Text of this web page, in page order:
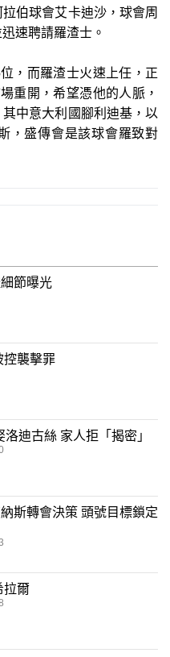
伯球會艾卡迪沙，球會周
速聘請羅渣士。
，而羅渣士火速上任，正
重開，希望憑他的人脈，
中意大利國腳利迪基，以
，盛傳會是該球會羅致對
節曝光
控襲擊罪
迪古絲 家人拒「揭密」
斯轉會決策 頭號目標鎖定
拉爾